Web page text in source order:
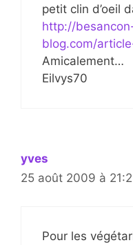
petit clin d’oeil
http://
blog.com/
Amicalement…
Eilvys70
yves
25 août 2009 à
Pour les